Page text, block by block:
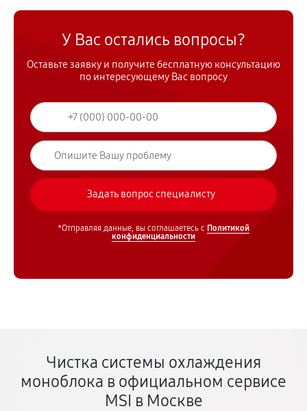
У Вас остались вопросы?
Оставьте заявку и получите бесплатную консультацию
по интересующему Вас вопросу
*Отправляя данные, вы соглашаетесь с Политикой
конфиденциальности
Чистка системы охлаждения
моноблока в официальном сервисе
MSI в Москве